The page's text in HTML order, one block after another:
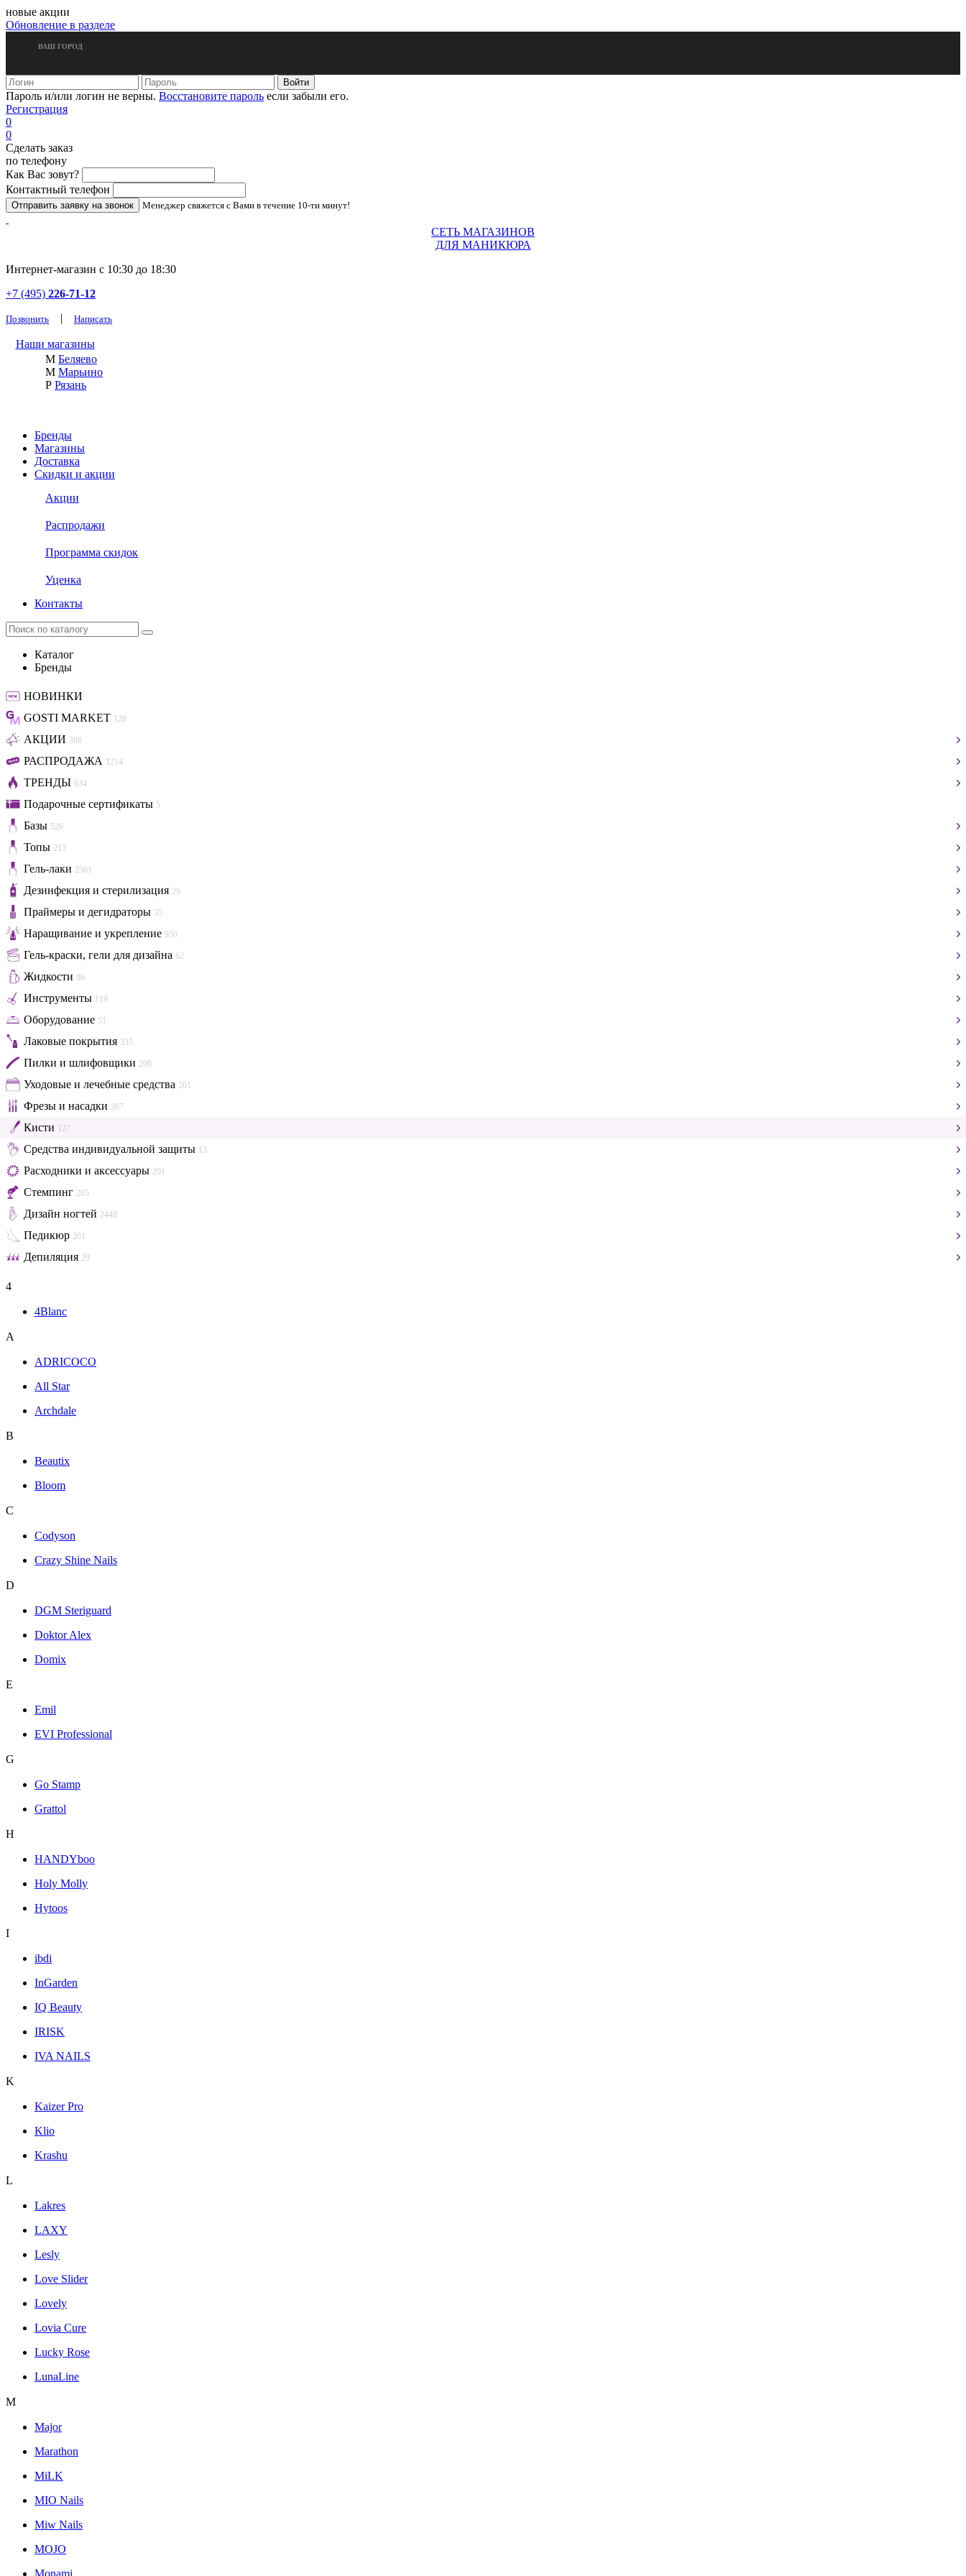
новые акции
Обновление в разделе
ВАШ ГОРОД
Пароль и/или логин не верны. Восстановите пароль если забыли его.
Регистрация
0
0
Сделать заказ
по телефону
Как Вас зовут?
Контактный телефон
Менеджер свяжется с Вами в течение 10-ти минут!
СЕТЬ МАГАЗИНОВ
ДЛЯ МАНИКЮРА
Интернет-магазин с 10:30 до 18:30
+7 (495) 226-71-12
Позвонить | Написать
Наши магазины
М Беляево
М Марьино
Р Рязань
Бренды
Магазины
Доставка
Скидки и акции
Акции
Распродажи
Программа скидок
Уценка
Контакты
Каталог
Бренды
НОВИНКИ
GOSTI MARKET 128
АКЦИИ 386
РАСПРОДАЖА 1214
ТРЕНДЫ 634
Подарочные сертификаты 5
Базы 526
Топы 213
Гель-лаки 2361
Дезинфекция и стерилизация 29
Праймеры и дегидраторы 35
Наращивание и укрепление 950
Гель-краски, гели для дизайна 62
Жидкости 86
Инструменты 119
Оборудование 51
Лаковые покрытия 335
Пилки и шлифовщики 200
Уходовые и лечебные средства 201
Фрезы и насадки 367
Кисти 127
Средства индивидуальной защиты 13
Расходники и аксессуары 201
Стемпинг 265
Дизайн ногтей 2448
Педикюр 261
Депиляция 29
4
4Blanc
A
ADRICOCO
All Star
Archdale
B
Beautix
Bloom
C
Codyson
Crazy Shine Nails
D
DGM Steriguard
Doktor Alex
Domix
E
Emil
EVI Professional
G
Go Stamp
Grattol
H
HANDYboo
Holy Molly
Hytoos
I
ibdi
InGarden
IQ Beauty
IRISK
IVA NAILS
K
Kaizer Pro
Klio
Krashu
L
Lakres
LAXY
Lesly
Love Slider
Lovely
Lovia Cure
Lucky Rose
LunaLine
M
Major
Marathon
MiLK
MIO Nails
Miw Nails
MOJO
Monami